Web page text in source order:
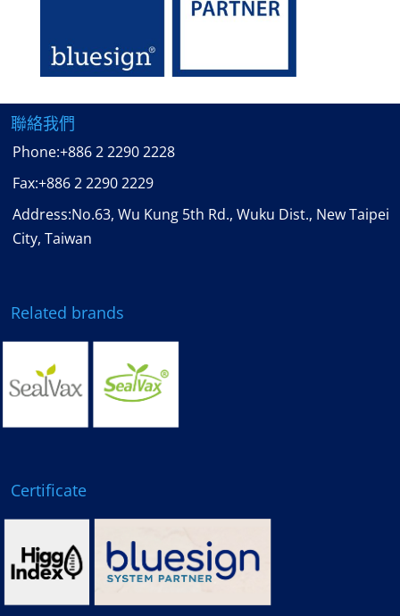
聯絡我們
Phone:+886 2 2290 2228
Fax:+886 2 2290 2229
Address:No.63, Wu Kung 5th Rd., Wuku Dist., New Taipei
City, Taiwan
Related brands
Certificate